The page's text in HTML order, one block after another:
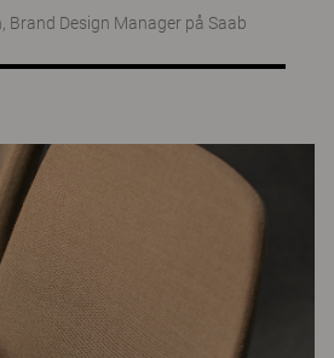
Brand Design Manager på Saab